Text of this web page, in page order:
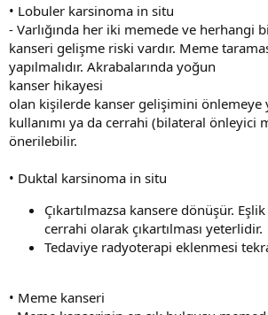
• Lobuler karsinoma in situ
- Varlığında her iki memede ve herhangi
kanseri gelişme riski vardır. Meme
yapılmalıdır. Akrabalarında yoğun
kanser hikayesi
olan kişilerde kanser gelişimini önlemeye
kullanımı ya da cerrahi (bilateral önleyici
önerilebilir.
• Duktal karsinoma in situ
Çıkartılmazsa kansere dönüşür.
cerrahi olarak çıkartılması yeterlidir.
Tedaviye radyoterapi eklenmesi
• Meme kanseri